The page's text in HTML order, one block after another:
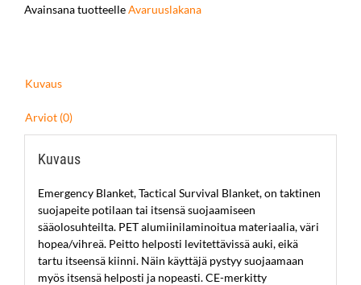
Avainsana tuotteelleAvaruuslakana
Kuvaus
Arviot (0)
Kuvaus
Emergency Blanket, Tactical Survival Blanket, on taktinen
suojapeite potilaan tai itsensä suojaamiseen
sääolosuhteilta. PET alumiinilaminoitua materiaalia, väri
hopea/vihreä. Peitto helposti levitettävissä auki, eikä
tartu itseensä kiinni. Näin käyttäjä pystyy suojaamaan
myös itsensä helposti ja nopeasti. CE-merkitty